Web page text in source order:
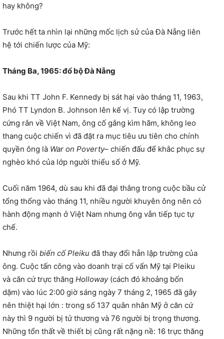
hay không?
Trước hết ta nhìn lại những mốc lịch sử của Đà Nẵng liên
hệ tới chiến lược của Mỹ:
Tháng Ba, 1965: đổ bộ Đà Nẵng
Sau khi TT John F. Kennedy bị sát hại vào tháng 11, 1963,
Phó TT Lyndon B. Johnson lên kế vị. Tuy có lập trường
cứng rắn về Việt Nam, ông cố gắng kìm hãm, không leo
thang cuộc chiến vì đã đặt ra mục tiêu ưu tiên cho chính
quyền ông là War on Poverty– chiến đấu để khắc phục sự
nghèo khó của lớp người thiểu số ở Mỹ.
Cuối năm 1964, dù sau khi đã đại thắng trong cuộc bầu cử
tổng thống vào tháng 11, nhiều người khuyên ông nên có
hành động mạnh ở Việt Nam nhưng ông vẫn tiếp tục tự
chế.
Nhưng rồi biến cố Pleiku đã thay đổi hẳn lập trường của
ông. Cuộc tấn công vào doanh trại cố vấn Mỹ tại Pleiku
và căn cứ trực thăng Holloway(cách đó khoảng bốn
dặm) vào lúc 2:00 giờ sáng ngày 7 tháng 2, 1965 đã gây
nên thiệt hại lớn : trong số 137 quân nhân Mỹ ở căn cứ
này thì 9 người bị tử thương và 76 người bị trọng thương.
Những tổn thất về thiết bị cũng rất nặng nề: 16 trực thăng